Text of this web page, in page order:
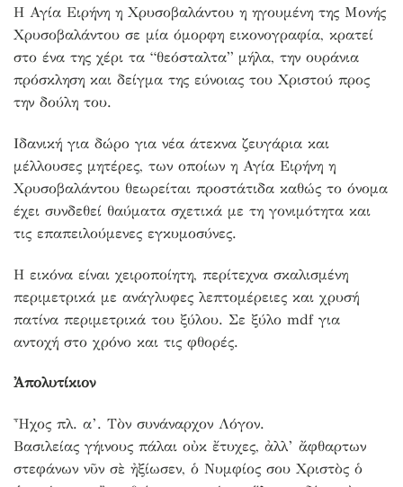
Η Αγία Ειρήνη η Χρυσοβαλάντου η ηγουμένη της Μονής
Χρυσοβαλάντου σε μία όμορφη εικονογραφία, κρατεί
στο ένα της χέρι τα “θεόσταλτα” μήλα, την ουράνια
πρόσκληση και δείγμα της εύνοιας του Χριστού προς
την δούλη του.
Ιδανική για δώρο για νέα άτεκνα ζευγάρια και
μέλλουσες μητέρες, των οποίων η Αγία Ειρήνη η
Χρυσοβαλάντου θεωρείται προστάτιδα καθώς το όνομα
έχει συνδεθεί θαύματα σχετικά με τη γονιμότητα και
τις επαπειλούμενες εγκυμοσύνες.
Η εικόνα είναι χειροποίητη, περίτεχνα σκαλισμένη
περιμετρικά με ανάγλυφες λεπτομέρειες και χρυσή
πατίνα περιμετρικά του ξύλου. Σε ξύλο mdf για
αντοχή στο χρόνο και τις φθορές.
Ἀπολυτίκιον
Ἦχος πλ. α’. Τὸν συνάναρχον Λόγον.
Βασιλείας γήινους πάλαι οὐκ ἔτυχες, ἀλλ’ ἄφθαρτων
στεφάνων νῦν σὲ ἠξίωσεν, ὁ Νυμφίος σου Χριστὸς ὁ